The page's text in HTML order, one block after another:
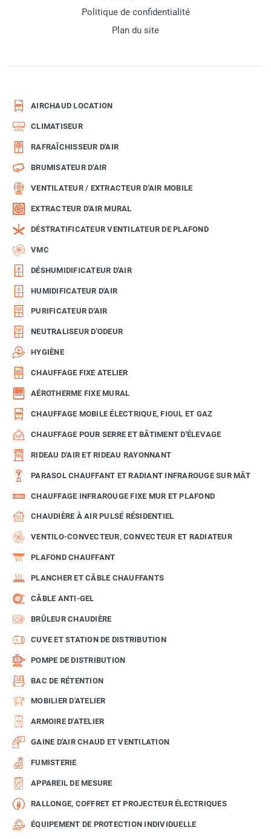
Politique de confidentialité
Plan du site
AIRCHAUD LOCATION
CLIMATISEUR
RAFRAÎCHISSEUR D'AIR
BRUMISATEUR D'AIR
VENTILATEUR / EXTRACTEUR D'AIR MOBILE
EXTRACTEUR D'AIR MURAL
DÉSTRATIFICATEUR VENTILATEUR DE PLAFOND
VMC
DÉSHUMIDIFICATEUR D'AIR
HUMIDIFICATEUR D'AIR
PURIFICATEUR D'AIR
NEUTRALISEUR D'ODEUR
HYGIÈNE
CHAUFFAGE FIXE ATELIER
AÉROTHERME FIXE MURAL
CHAUFFAGE MOBILE ÉLECTRIQUE, FIOUL ET GAZ
CHAUFFAGE POUR SERRE ET BÂTIMENT D'ÉLEVAGE
RIDEAU D'AIR ET RIDEAU RAYONNANT
PARASOL CHAUFFANT ET RADIANT INFRAROUGE SUR MÂT
CHAUFFAGE INFRAROUGE FIXE MUR ET PLAFOND
CHAUDIÈRE À AIR PULSÉ RÉSIDENTIEL
VENTILO-CONVECTEUR, CONVECTEUR ET RADIATEUR
PLAFOND CHAUFFANT
PLANCHER ET CÂBLE CHAUFFANTS
CÂBLE ANTI-GEL
BRÛLEUR CHAUDIÈRE
CUVE ET STATION DE DISTRIBUTION
POMPE DE DISTRIBUTION
BAC DE RÉTENTION
MOBILIER D'ATELIER
ARMOIRE D'ATELIER
GAINE D'AIR CHAUD ET VENTILATION
FUMISTERIE
APPAREIL DE MESURE
RALLONGE, COFFRET ET PROJECTEUR ÉLECTRIQUES
ÉQUIPEMENT DE PROTECTION INDIVIDUELLE